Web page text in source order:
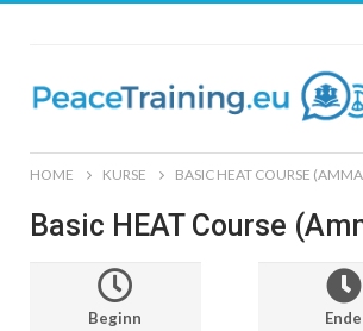
HOME KURSE BASIC HEAT COURSE
Basic HEAT Course
Beginn
Ende